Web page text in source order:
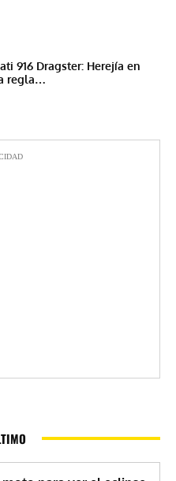
916 Dragster: Herejía en
regla…